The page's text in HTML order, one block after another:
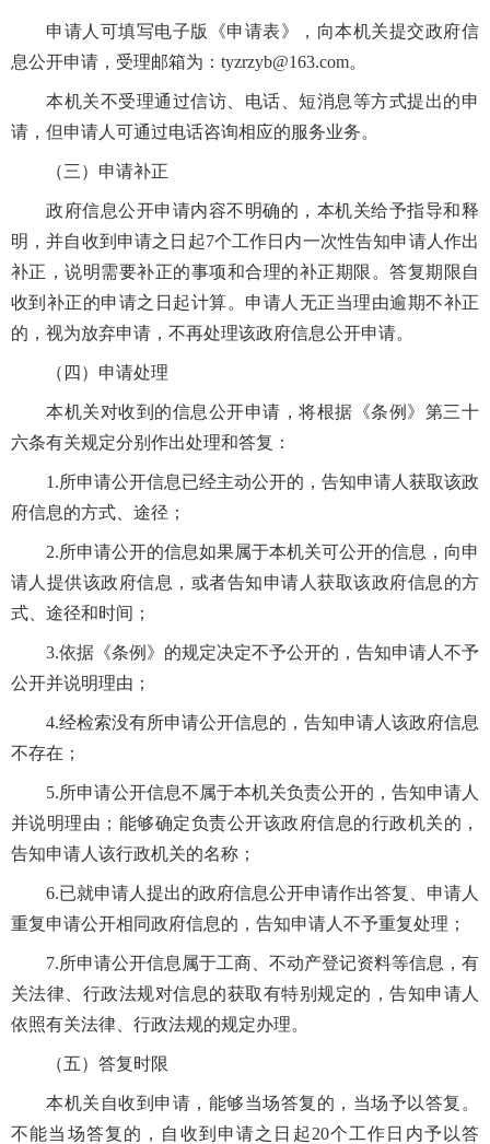
申请人可填写电子版《申请表》，向本机关提交政府信
息公开申请，受理邮箱为：tyzrzyb@163.com。
本机关不受理通过信访、电话、短消息等方式提出的申
请，但申请人可通过电话咨询相应的服务业务。
（三）申请补正
政府信息公开申请内容不明确的，本机关给予指导和释
明，并自收到申请之日起7个工作日内一次性告知申请人作出
补正，说明需要补正的事项和合理的补正期限。答复期限自
收到补正的申请之日起计算。申请人无正当理由逾期不补正
的，视为放弃申请，不再处理该政府信息公开申请。
（四）申请处理
本机关对收到的信息公开申请，将根据《条例》第三十
六条有关规定分别作出处理和答复：
1.所申请公开信息已经主动公开的，告知申请人获取该政
府信息的方式、途径；
2.所申请公开的信息如果属于本机关可公开的信息，向申
请人提供该政府信息，或者告知申请人获取该政府信息的方
式、途径和时间；
3.依据《条例》的规定决定不予公开的，告知申请人不予
公开并说明理由；
4.经检索没有所申请公开信息的，告知申请人该政府信息
不存在；
5.所申请公开信息不属于本机关负责公开的，告知申请人
并说明理由；能够确定负责公开该政府信息的行政机关的，
告知申请人该行政机关的名称；
6.已就申请人提出的政府信息公开申请作出答复、申请人
重复申请公开相同政府信息的，告知申请人不予重复处理；
7.所申请公开信息属于工商、不动产登记资料等信息，有
关法律、行政法规对信息的获取有特别规定的，告知申请人
依照有关法律、行政法规的规定办理。
（五）答复时限
本机关自收到申请，能够当场答复的，当场予以答复。
不能当场答复的，自收到申请之日起20个工作日内予以答